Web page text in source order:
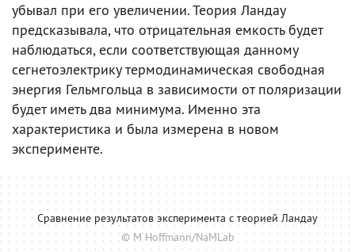
убывал при его увеличении. Теория Ландау
предсказывала, что отрицательная емкость будет
наблюдаться, если соответствующая данному
сегнетоэлектрику термодинамическая свободная
энергия Гельмгольца в зависимости от поляризации
будет иметь два минимума. Именно эта
характеристика и была измерена в новом
эксперименте.
Сравнение результатов эксперимента с теорией Ландау
© M Hoffmann/NaMLab